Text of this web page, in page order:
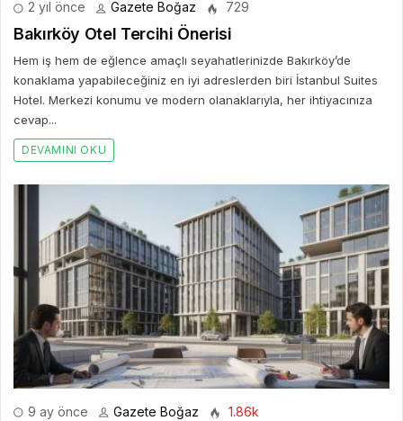
2 yıl önce Gazete Boğaz 729
Bakırköy Otel Tercihi Önerisi
Hem iş hem de eğlence amaçlı seyahatlerinizde Bakırköy’de
konaklama yapabileceğiniz en iyi adreslerden biri İstanbul Suites
Hotel. Merkezi konumu ve modern olanaklarıyla, her ihtiyacınıza
cevap...
DEVAMINI OKU
9 ay önce Gazete Boğaz 1.86k